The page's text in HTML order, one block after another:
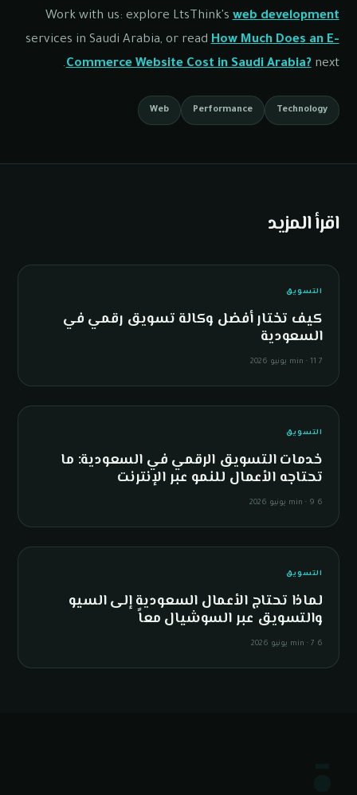
Work with us: explore LtsThink'sweb development
services in Saudi Arabia, or readHow Much Does an E-
Commerce Website Cost in Saudi Arabia?next.
Technology
Performance
Web
اقرأ المزيد
D
التسويق
كيف تختار أفضل وكالة تسويق رقمي في
السعودية
7 min
· 11 يونيو 2026
S
التسويق
خدمات التسويق الرقمي في السعودية: ما
تحتاجه الأعمال للنمو عبر الإنترنت
6 min
· 9 يونيو 2026
&
التسويق
لماذا تحتاج الأعمال السعودية إلى السيو
والتسويق عبر السوشيال معاً
6 min
· 7 يونيو 2026